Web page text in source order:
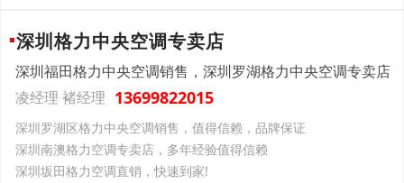
深圳格力中央空调专卖店
深圳福田格力中央空调销售，深圳罗湖格力中央空调专卖店
凌经理 褚经理 13699822015
深圳罗湖区格力中央空调销售，值得信赖，品牌保证
深圳南澳格力空调专卖店，多年经验值得信赖
深圳坂田格力空调直销，快速到家!